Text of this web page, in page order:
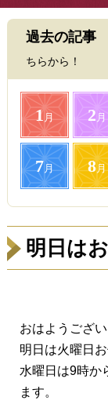
過去の記事
ちらから！
1月 2 月
7月 8月
明日は
おはようござい
明日は火曜日お
水曜日は9時か
ます。